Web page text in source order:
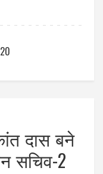
20
दास बने
सचिव-2